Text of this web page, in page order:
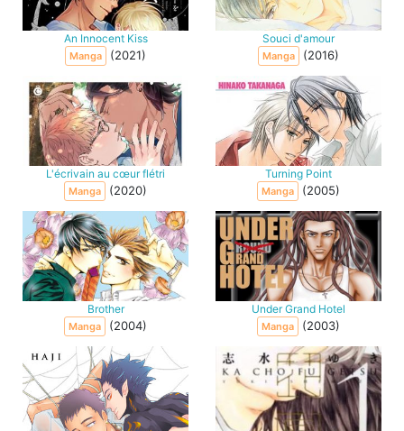
An Innocent Kiss
Manga (2021)
Souci d'amour
Manga (2016)
L'écrivain au cœur flétri
Manga (2020)
Turning Point
Manga (2005)
Brother
Manga (2004)
Under Grand Hotel
Manga (2003)